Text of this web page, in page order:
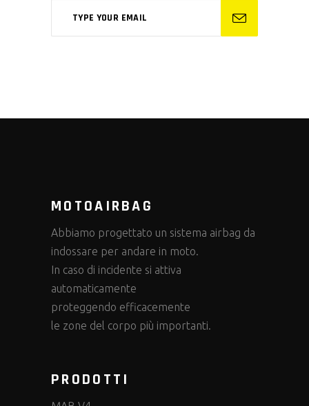
MOTOAIRBAG
Abbiamo progettato un sistema airbag da
indossare per andare in moto.
In caso di incidente si attiva
automaticamente
proteggendo efficacemente
le zone del corpo più importanti.
PRODOTTI